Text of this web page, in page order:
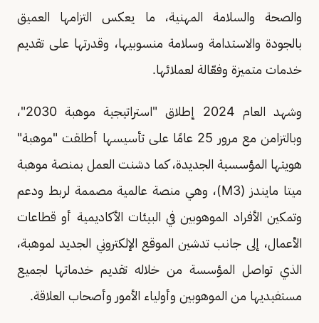
والصحة والسلامة المهنية، ما يعكس التزامها العميق
بالجودة والاستدامة وسلامة منسوبيها، وقدرتها على تقديم
خدمات متميزة وفعّالة لعملائها.
وشهد العام 2024 إطلاق "استراتيجية موهبة 2030"،
وبالتزامن مع مرور 25 عامًا على تأسيسها أطلقت "موهبة"
هويتها المؤسسية الجديدة، كما دشنت العمل بمنصة موهبة
ميتا مايندز (M3)، وهي منصة عالمية مصممة لربط ودعم
وتمكين الأفراد الموهوبين في البيئات الأكاديمية أو قطاعات
الأعمال، إلى جانب تدشين الموقع الإلكتروني الجديد لموهبة،
الذي تواصل المؤسسة من خلاله تقديم خدماتها لجميع
مستفيديها من الموهوبين وأولياء الأمور وأصحاب العلاقة.